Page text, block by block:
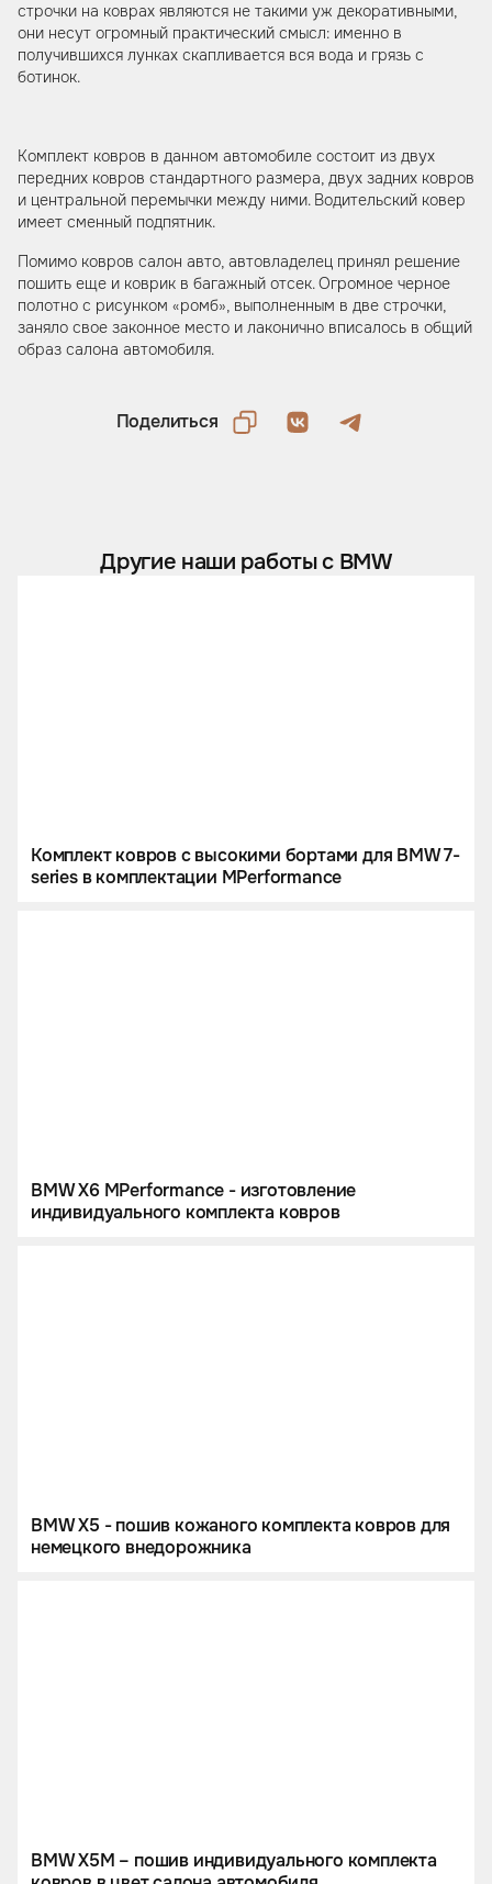
строчки на коврах являются не такими уж декоративными,
они несут огромный практический смысл: именно в
получившихся лунках скапливается вся вода и грязь с
ботинок.
Комплект ковров в данном автомобиле состоит из двух
передних ковров стандартного размера, двух задних ковров
и центральной перемычки между ними. Водительский ковер
имеет сменный подпятник.
Помимо ковров салон авто, автовладелец принял решение
пошить еще и коврик в багажный отсек. Огромное черное
полотно с рисунком «ромб», выполненным в две строчки,
заняло свое законное место и лаконично вписалось в общий
образ салона автомобиля.
Поделиться
Другие наши работы с BMW
Комплект ковров с высокими бортами для BMW 7-
series в комплектации МPerformance
BMW X6 MPerformance - изготовление
индивидуального комплекта ковров
BMW X5 - пошив кожаного комплекта ковров для
немецкого внедорожника
BMW X5M – пошив индивидуального комплекта